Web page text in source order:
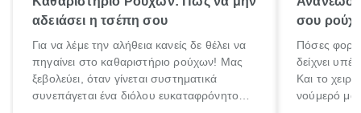
αδειάσει η τσέπη σου
Για να λέμε την αλήθεια κανείς δε θέλει να
πηγαίνει στο καθαριστήριο ρούχων! Μας
ξεβολεύει, όταν γίνεται συστηματικά
συνεπάγεται ένα διόλου ευκαταφρόνητο
σου
Πόσες
δείχνει
Και το
νούμερό